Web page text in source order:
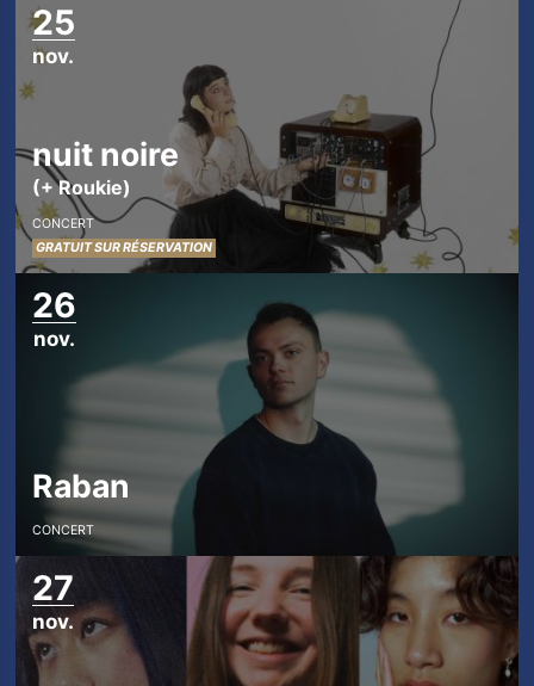
25
nov.
nuit noire
(+ Roukie)
CONCERT
GRATUIT SUR RÉSERVATION
26
nov.
Raban
CONCERT
27
nov.